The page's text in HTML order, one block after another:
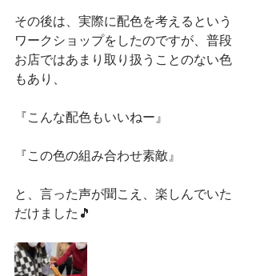
その後は、実際に配色を考えるという
ワークショップをしたのですが、普段
お店ではあまり取り扱うことのない色
もあり、
『こんな配色もいいねー』
『この色の組み合わせ素敵』
と、言った声が聞こえ、楽しんでいた
だけました🎵